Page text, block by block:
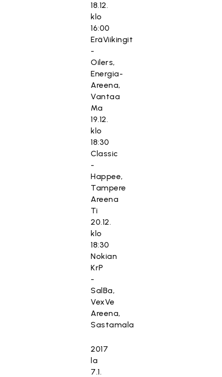
18.12.
klo
16:00
EräViikingit
-
Oilers,
Energia-
Areena,
Vantaa
Ma
19.12.
klo
18:30
Classic
-
Happee,
Tampere
Areena
Ti
20.12.
klo
18:30
Nokian
KrP
-
SalBa,
VexVe
Areena,
Sastamala
2017
la
7.1.